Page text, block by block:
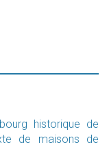
historique de
de maisons de